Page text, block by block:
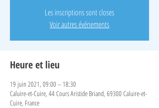
Les inscriptions sont closes
Voir autres événements
Heure et lieu
19 juin 2021, 09:00 – 18:30
Caluire-et-Cuire, 44 Cours Aristide Briand, 69300 Caluire-et-
Cuire, France